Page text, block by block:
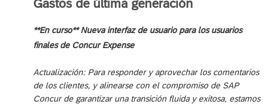
Gastos de última generación
**En curso** Nueva interfaz de usuario para los usuarios
finales de Concur Expense
Actualización: Para responder y aprovechar los comentarios
de los clientes, y alinearse con el compromiso de SAP
Concur de garantizar una transición fluida y exitosa, estamos